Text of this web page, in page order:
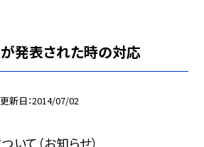
が発表された時の対応
更新日 2014/07/02
て（お知らせ）